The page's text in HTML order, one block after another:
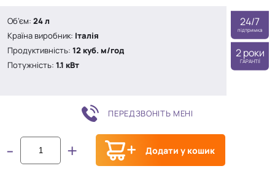
Об’єм: 24 л
Країна виробник: Італія
Продуктивність: 12 куб. м/год
Потужність: 1.1 кВт
ПЕРЕДЗВОНІТЬ МЕНІ
- + Додати у кошик
24/7
підтримка
2 роки
ГАРАНТІЇ